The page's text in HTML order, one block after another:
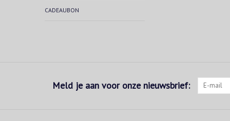
CADEAUBON
Meld je aan voor onze nieuwsbrief: